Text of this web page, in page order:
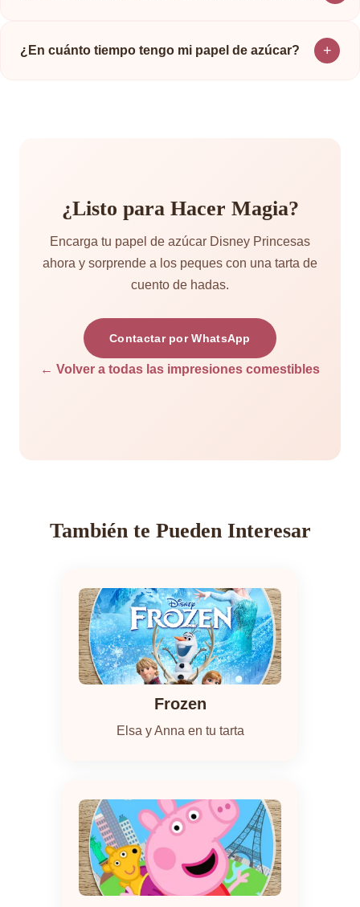
¿En cuánto tiempo tengo mi papel de azúcar? +
¿Listo para Hacer Magia?
Encarga tu papel de azúcar Disney Princesas
ahora y sorprende a los peques con una tarta de
cuento de hadas.
Contactar por WhatsApp
← Volver a todas las impresiones comestibles
También te Pueden Interesar
Frozen
Elsa y Anna en tu tarta